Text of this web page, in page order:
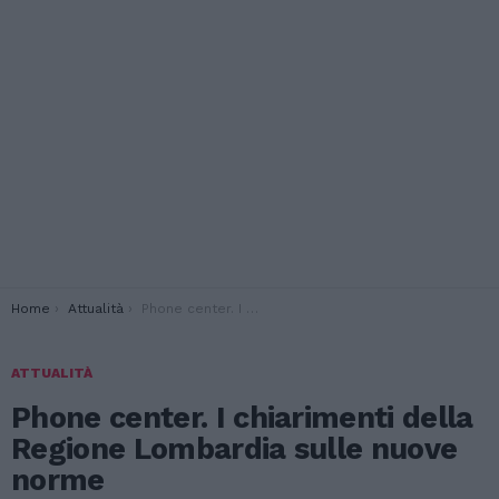
You are here:
Home Attualità Phone center. I chiarimenti della Regione Lombardia sulle nuove norme
ATTUALITÀ
Phone center. I chiarimenti della
Regione Lombardia sulle nuove
norme